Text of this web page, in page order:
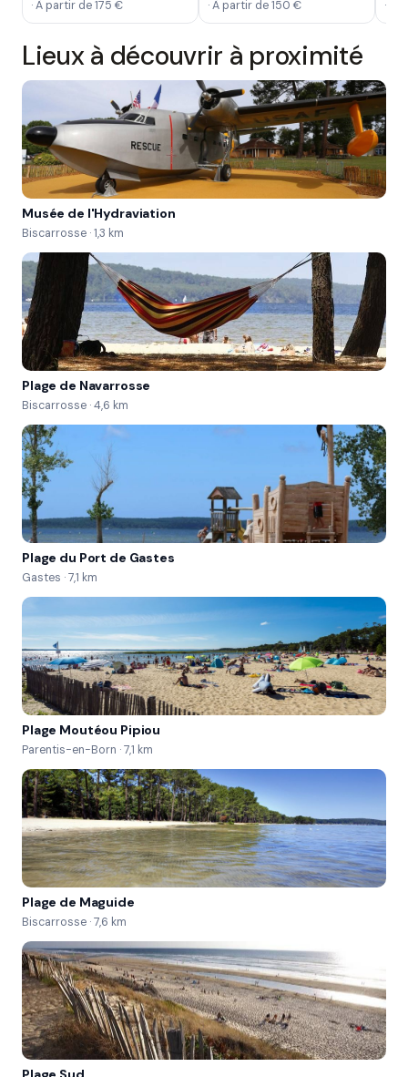
· À partir de 175 € · À partir de 150 € · À
Lieux à découvrir à proximité
Musée de l'Hydraviation
Biscarrosse · 1,3 km
Plage de Navarrosse
Biscarrosse · 4,6 km
Plage du Port de Gastes
Gastes · 7,1 km
Plage Moutéou Pipiou
Parentis-en-Born · 7,1 km
Plage de Maguide
Biscarrosse · 7,6 km